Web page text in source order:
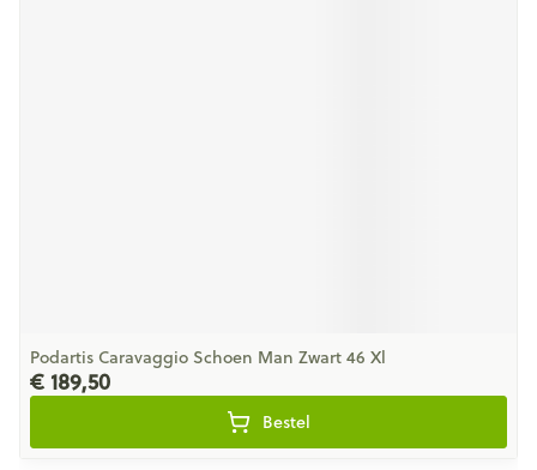
Podartis Caravaggio Schoen Man Zwart 46 Xl
€ 189,50
Bestel